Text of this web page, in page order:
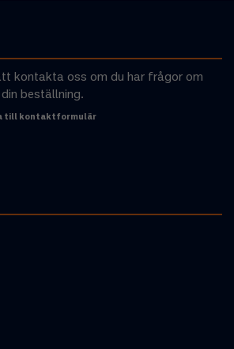
kontakta oss om du har frågor om
beställning.
till kontaktformulär